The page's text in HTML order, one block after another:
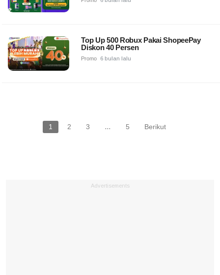
Top Up 500 Robux Pakai ShopeePay
Diskon 40 Persen
Promo 6 bulan lalu
1 2 3 … 5 Berikut
Advertisements